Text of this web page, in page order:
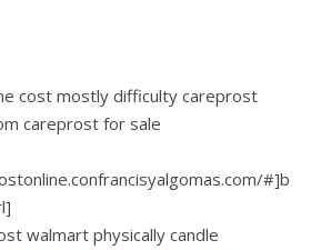
cost mostly difficulty careprost
careprost for sale
walmart physically candle